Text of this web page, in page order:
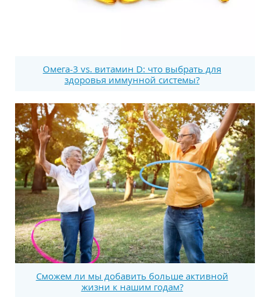
Омега-3 vs. витамин D: что выбрать для
здоровья иммунной системы?
Сможем ли мы добавить больше активной
жизни к нашим годам?